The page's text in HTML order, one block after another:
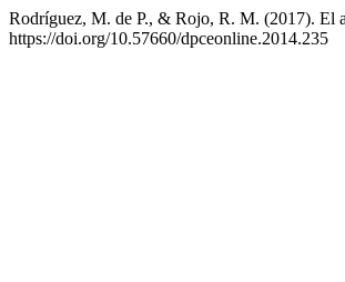
Rodríguez, M. de P., & Rojo, R. M. (2017). El
https://doi.org/10.57660/dpceonline.2014.235